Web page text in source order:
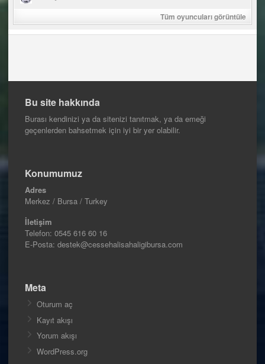
Tüm oyuncuları görüntüle
Bu site hakkında
Burası kendinizi ya da sitenizi tanıtmak, ya da emeği
geçenlerden bahsetmek için iyi bir yer olabilir.
Konumumuz
Adres
Merkez / Bursa / Turkey
İletişim
Telefon: 0545 616 60 16
E-Posta: destek@cessehalisahaligibursa.com
Meta
Oturum aç
Kayıt akışı
Yorum akışı
WordPress.org